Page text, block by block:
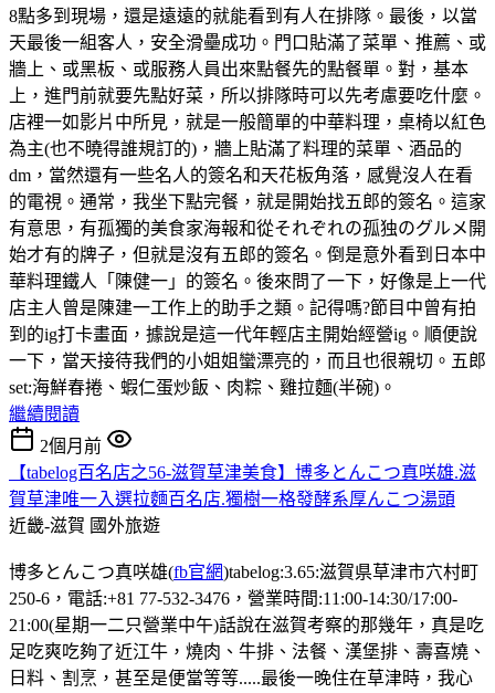
8點多到現場，還是遠遠的就能看到有人在排隊。最後，以當
天最後一組客人，安全滑壘成功。門口貼滿了菜單、推薦、或
牆上、或黑板、或服務人員出來點餐先的點餐單。對，基本
上，進門前就要先點好菜，所以排隊時可以先考慮要吃什麼。
店裡一如影片中所見，就是一般簡單的中華料理，桌椅以紅色
為主(也不曉得誰規訂的)，牆上貼滿了料理的菜單、酒品的
dm，當然還有一些名人的簽名和天花板角落，感覺沒人在看
的電視。通常，我坐下點完餐，就是開始找五郎的簽名。這家
有意思，有孤獨的美食家海報和從それぞれの孤独のグルメ開
始才有的牌子，但就是沒有五郎的簽名。倒是意外看到日本中
華料理鐵人「陳健一」的簽名。後來問了一下，好像是上一代
店主人曾是陳建一工作上的助手之類。記得嗎?節目中曾有拍
到的ig打卡畫面，據說是這一代年輕店主開始經營ig。順便說
一下，當天接待我們的小姐姐蠻漂亮的，而且也很親切。五郎
set:海鮮春捲、蝦仁蛋炒飯、肉粽、雞拉麵(半碗)。
繼續閱讀
2個月前
【tabelog百名店之56-滋賀草津美食】博多とんこつ真咲雄.滋
賀草津唯一入選拉麵百名店.獨樹一格發酵系厚んこつ湯頭
近畿-滋賀 國外旅遊
博多とんこつ真咲雄(fb官網)tabelog:3.65:滋賀県草津市穴村町
250-6，電話:+81 77-532-3476，營業時間:11:00-14:30/17:00-
21:00(星期一二只營業中午)話說在滋賀考察的那幾年，真是吃
足吃爽吃夠了近江牛，燒肉、牛排、法餐、漢堡排、壽喜燒、
日料、割烹，甚至是便當等等.....最後一晚住在草津時，我心